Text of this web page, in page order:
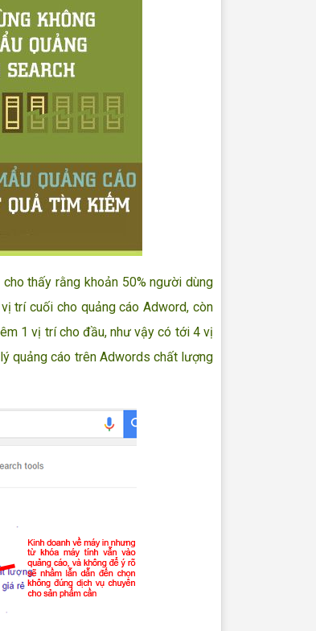
thấy rằng khoản 50% người dùng
trí cuối cho quảng cáo Adword, còn
1 vị trí cho đầu, như vậy có tới 4 vị
quảng cáo trên Adwords chất lượng